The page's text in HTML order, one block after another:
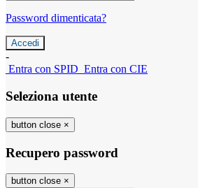
Password dimenticata?
-
Entra con SPID Entra con CIE
Seleziona utente
button close ×
Recupero password
button close ×